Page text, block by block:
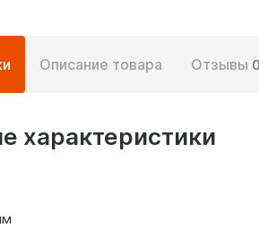
Описание товара Отзывы 0
характеристики